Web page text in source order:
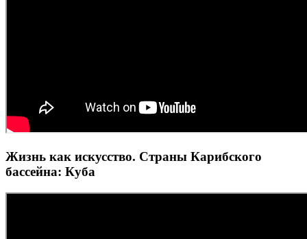
Жизнь как искусство. Страны Карибского
бассейна: Куба